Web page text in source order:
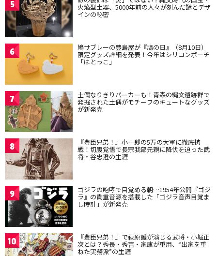
5 火焔型土器、5000年前の人々が刻んだ謎とデザ
インの秘密
6 鳩サブレーの豊島屋が『鳩の日』（8月10日）
限定グッズ詳細を発表！今年はシリコンポーチ
「はとっこ」
7 土偶なりきりパーカーも！青森の縄文遺跡群で
発掘された土偶がモチーフのキュートなグッズ
が新発売
8 『豊臣兄弟！』小一郎の5万の大軍に徹底抗
戦！切腹覚悟で長宗我部元親に降伏を迫った武
将・谷忠澄の生涯
9 ゴジラの咆哮で目覚める朝…1954年公開『ゴジ
ラ』の貴重音源を搭載した「ゴジラ音声目覚ま
し時計」が新発売
10 『豊臣兄弟！』で萩原護が演じる武将・小堀正
次とは？秀長・秀吉・家康が重用、“出家を重
ねた実務派”の生涯